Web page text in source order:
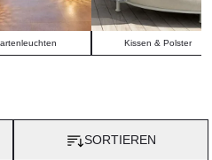
Kissen & Polster
SORTIEREN